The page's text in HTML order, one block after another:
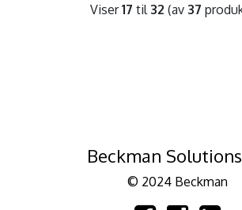
Viser17 til 32 (av 37
Beckman
© 2024 Beckman